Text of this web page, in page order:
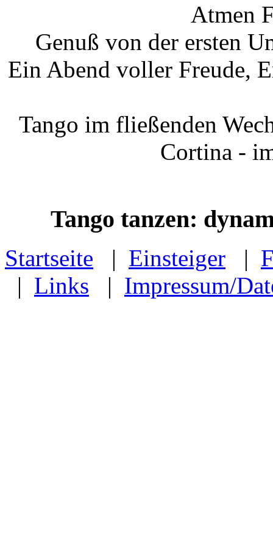
Atmen
Genuß von der ersten
Ein Abend voller Freude,
Tango im fließenden
Cortina -
Tango tanzen:
Startseite | Einsteiger |
| Links | Impressum/